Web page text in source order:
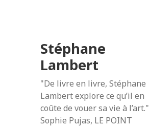
Stéphane
Lambert
"De livre en livre, Stéphane
Lambert explore ce qu’il en
coûte de vouer sa vie à l’art."
Sophie Pujas, LE POINT